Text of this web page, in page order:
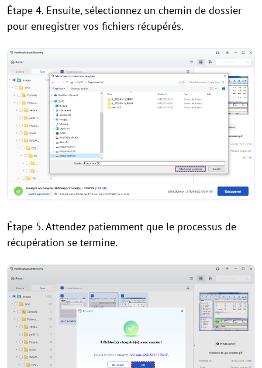
Étape 4. Ensuite, sélectionnez un chemin de dossier
pour enregistrer vos fichiers récupérés.
Étape 5. Attendez patiemment que le processus de
récupération se termine.